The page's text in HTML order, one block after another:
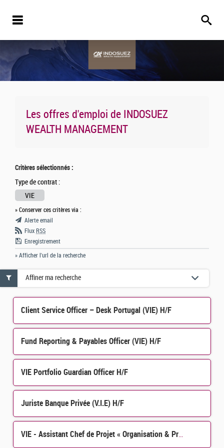
Les offres d'emploi de INDOSUEZ
WEALTH MANAGEMENT
Critères sélectionnés :
Type de contrat :
VIE
» Conserver ces critères via :
Alerte email
Flux RSS
Enregistrement
» Afficher l'url de la recherche
Client Service Officer – Desk Portugal (VIE) H/F
Fund Reporting & Payables Officer (VIE) H/F
VIE Portfolio Guardian Officer H/F
Juriste Banque Privée (V.I.E) H/F
VIE - Assistant Chef de Projet « Organisation & Process » H/F
Affiner ma recherche